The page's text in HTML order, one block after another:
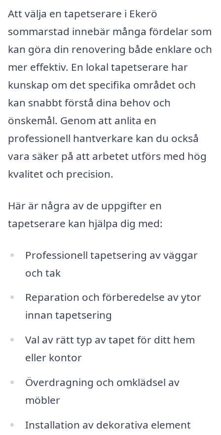
Att välja en tapetserare i Ekerö
sommarstad innebär många fördelar som
kan göra din renovering både enklare och
mer effektiv. En lokal tapetserare har
kunskap om det specifika området och
kan snabbt förstå dina behov och
önskemål. Genom att anlita en
professionell hantverkare kan du också
vara säker på att arbetet utförs med hög
kvalitet och precision.
Här är några av de uppgifter en
tapetserare kan hjälpa dig med:
Professionell tapetsering av väggar
och tak
Reparation och förberedelse av ytor
innan tapetsering
Val av rätt typ av tapet för ditt hem
eller kontor
Överdragning och omklädsel av
möbler
Installation av dekorativa element